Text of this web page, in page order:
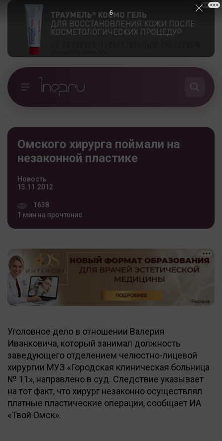
Омского хирурга поймали на
незаконной пластике
Новость
13.11.2012
1638
1 мин на прочтение
Уголовное дело в отношении Валерия
Иванковича, который занимал должность
заведующего отделением челюстно-лицевой
хирургии МУЗ «Городская клиническая больница
№ 11», направлено в суд. Следствие указывает
на тот факт, что хирург незаконно осуществлял
платные пластические операции, сообщает ИА
«Твой Омск».
5